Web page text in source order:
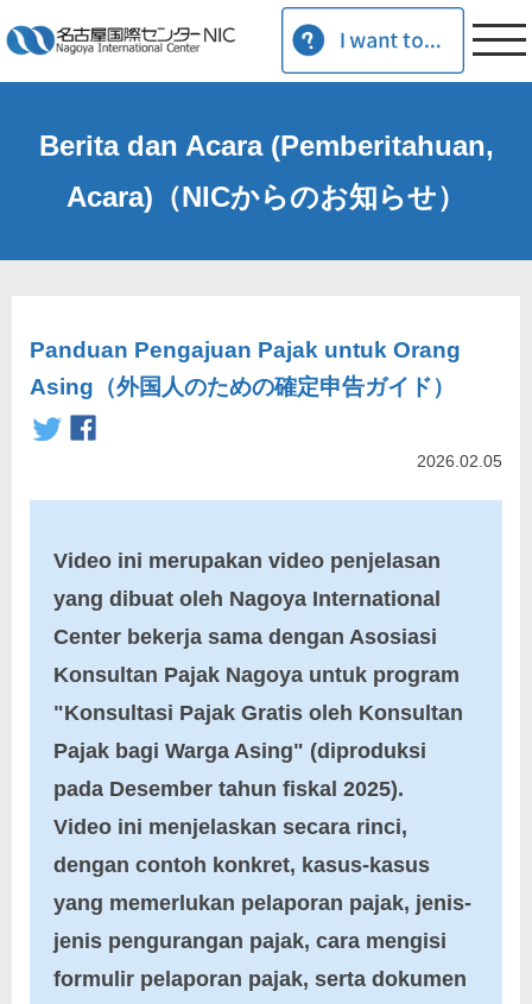
Berita dan Acara (Pemberitahuan,
Acara)（NICからのお知らせ）
Panduan Pengajuan Pajak untuk Orang
Asing（外国人のための確定申告ガイド）
2026.02.05
Video ini merupakan video penjelasan
yang dibuat oleh Nagoya International
Center bekerja sama dengan Asosiasi
Konsultan Pajak Nagoya untuk program
"Konsultasi Pajak Gratis oleh Konsultan
Pajak bagi Warga Asing" (diproduksi
pada Desember tahun fiskal 2025).
Video ini menjelaskan secara rinci,
dengan contoh konkret, kasus-kasus
yang memerlukan pelaporan pajak, jenis-
jenis pengurangan pajak, cara mengisi
formulir pelaporan pajak, serta dokumen